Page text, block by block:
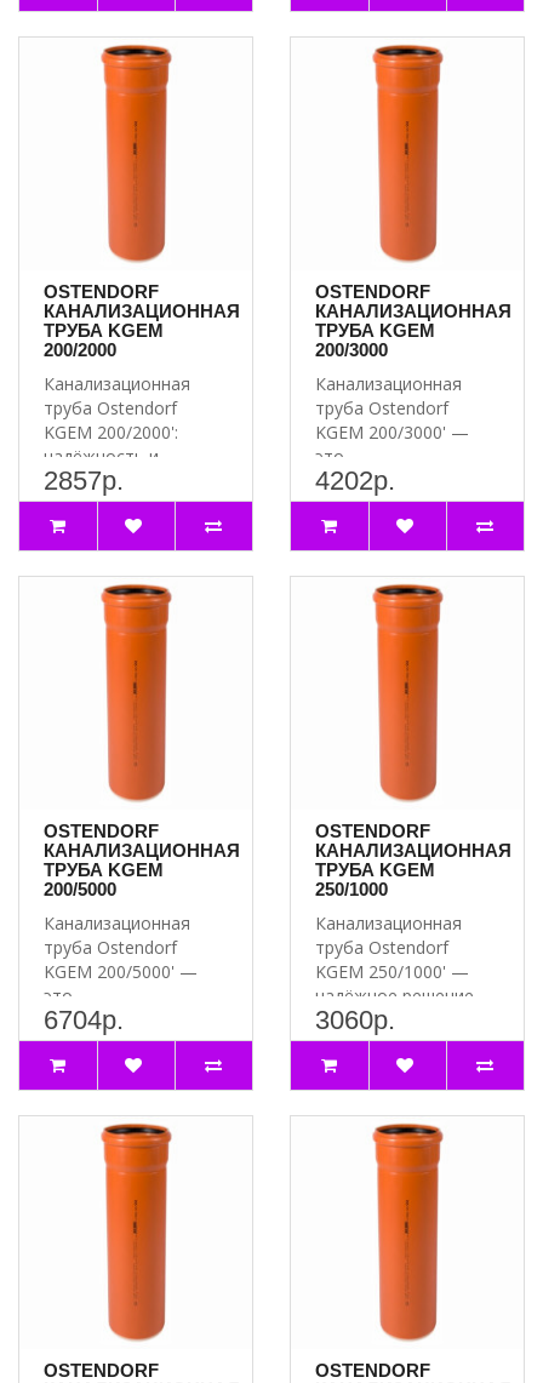
OSTENDORF
КАНАЛИЗАЦИОННАЯ
ТРУБА KGEM
200/2000
Канализационная
труба Ostendorf
KGEM 200/2000':
надёжность и
долговечность для
вашей канализации..
2857р.
OSTENDORF
КАНАЛИЗАЦИОННАЯ
ТРУБА KGEM
200/3000
Канализационная
труба Ostendorf
KGEM 200/3000' —
это
высококачественное
решение для систем..
4202р.
OSTENDORF
КАНАЛИЗАЦИОННАЯ
ТРУБА KGEM
200/5000
Канализационная
труба Ostendorf
KGEM 200/5000' —
это
высококачественное
решение для систем..
6704р.
OSTENDORF
КАНАЛИЗАЦИОННАЯ
ТРУБА KGEM
250/1000
Канализационная
труба Ostendorf
KGEM 250/1000' —
надёжное решение
для вашей
канализации ..
3060р.
OSTENDORF
OSTENDORF